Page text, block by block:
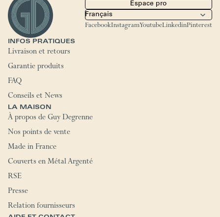
Espace pro
FacebookInstagramYoutubeLinkedinPinterest
INFOS PRATIQUES
Livraison et retours
Garantie produits
FAQ
Conseils et News
LA MAISON
À propos de Guy Degrenne
Nos points de vente
Made in France
Couverts en Métal Argenté
RSE
Presse
Relation fournisseurs